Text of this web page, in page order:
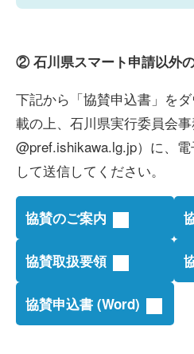
② 石川県スマート申請以外
下記から「協賛申込書」を
載の上、石川県実行委員会
@pref.ishikawa.lg.jp）に、
して送信してください。
協賛のご案内
協賛取扱要領
協賛申込書 (Word)